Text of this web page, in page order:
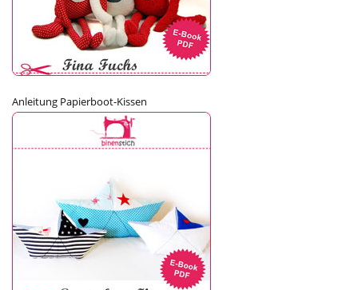
Anleitung Papierboot-Kissen